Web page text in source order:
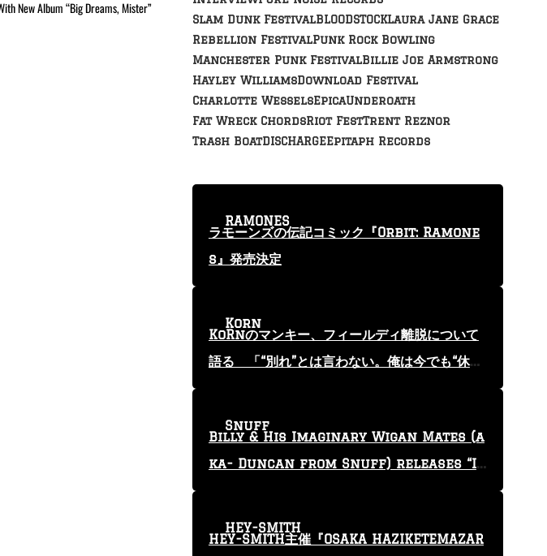
New Album “Big Dreams, Mister”
Slam Dunk FestivalBLOODSTOCKLaura Jane Grace
Rebellion FestivalPunk Rock Bowling
Manchester Punk FestivalBillie Joe Armstrong
Hayley WilliamsDownload Festival
Charlotte WesselsEpicaUnderoath
Fat Wreck ChordsRiot FestTrent Reznor
Trash BoatDISCHARGEEpitaph Records
ラモーンズの伝記コミック『Orbit: Ramone
s』発売決定
RAMONES
KoRnのマンキー、フィールディ離脱について
語る 「“別れ”とは言わない。俺は今でも“休
Korn
Billy & His Imaginary Wigan Mates (a
ka- Duncan from Snuff) releases “I
Snuff
HEY-SMITH主催『OSAKA HAZIKETEMAZAR
HEY-SMITH